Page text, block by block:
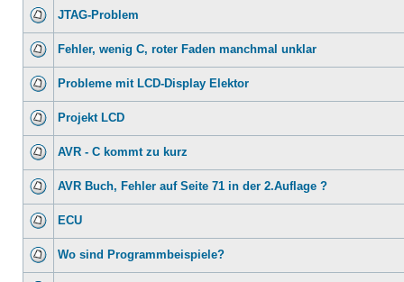
JTAG-Problem
Fehler, wenig C, roter Faden manchmal unklar
Probleme mit LCD-Display Elektor
Projekt LCD
AVR - C kommt zu kurz
AVR Buch, Fehler auf Seite 71 in der 2.Auflage ?
ECU
Wo sind Programmbeispiele?